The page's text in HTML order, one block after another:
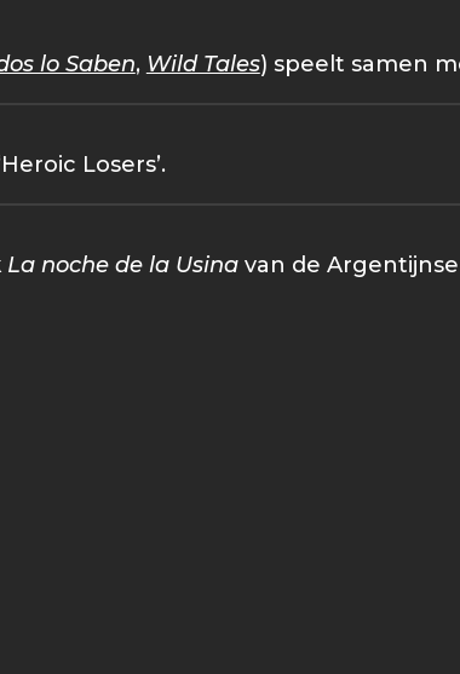
lo Saben, Wild Tales) speelt samen
Losers’.
La noche de la Usinavan de